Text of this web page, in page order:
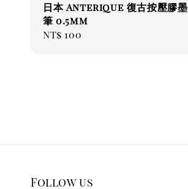
日本 Anterique 復古按壓膠墨
筆 0.5mm
Regular
NT$ 100
Follow us